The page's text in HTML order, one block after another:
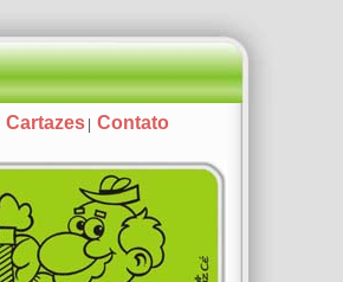
Cartazes Contato